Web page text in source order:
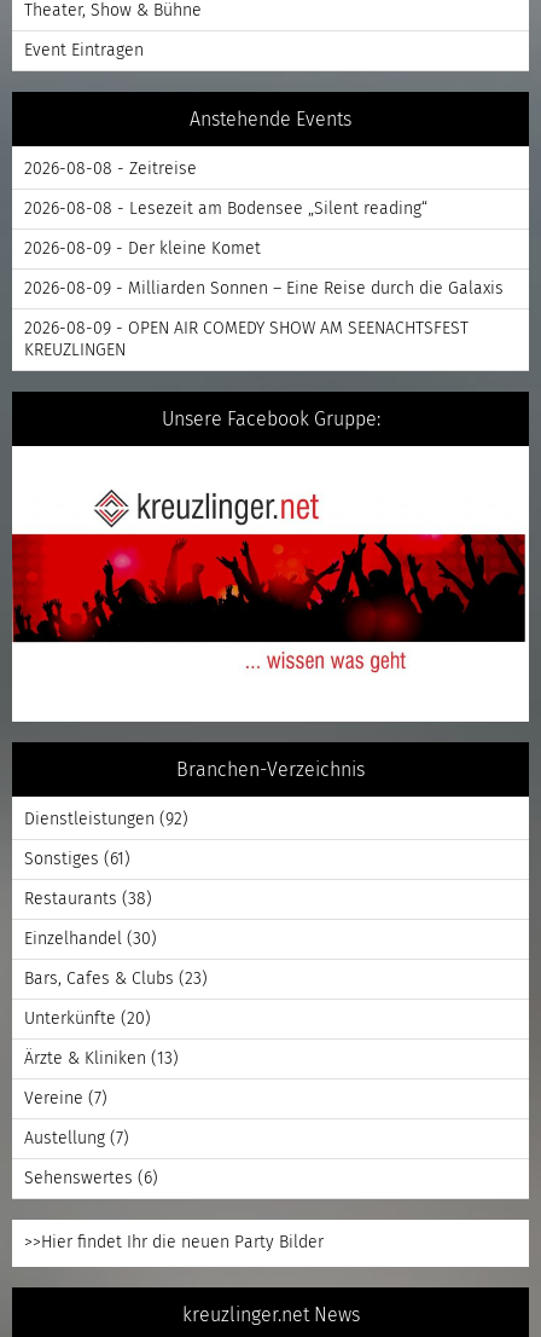
Theater, Show & Bühne
Event Eintragen
Anstehende Events
2026-08-08 - Zeitreise
2026-08-08 - Lesezeit am Bodensee „Silent reading“
2026-08-09 - Der kleine Komet
2026-08-09 - Milliarden Sonnen – Eine Reise durch die Galaxis
2026-08-09 - OPEN AIR COMEDY SHOW AM SEENACHTSFEST
KREUZLINGEN
Unsere Facebook Gruppe:
Branchen-Verzeichnis
Dienstleistungen (92)
Sonstiges (61)
Restaurants (38)
Einzelhandel (30)
Bars, Cafes & Clubs (23)
Unterkünfte (20)
Ärzte & Kliniken (13)
Vereine (7)
Austellung (7)
Sehenswertes (6)
>>Hier findet Ihr die neuen Party Bilder
kreuzlinger.net News